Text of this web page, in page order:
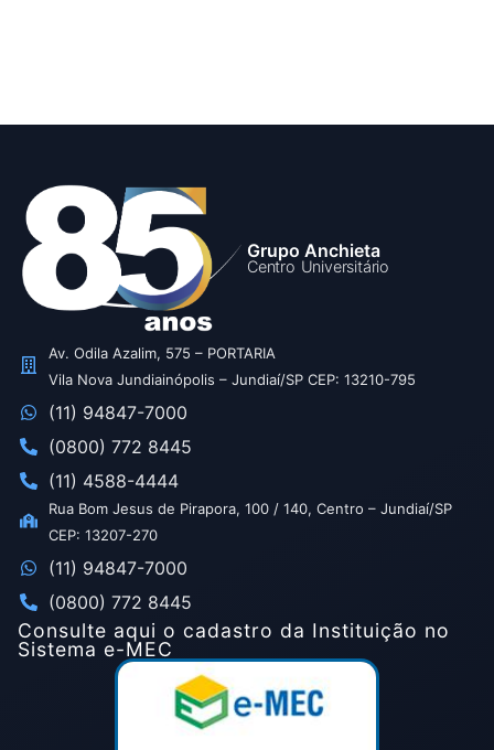
Grupo Anchieta
Centro Universitário
Av. Odila Azalim, 575 – PORTARIA
Vila Nova Jundiainópolis – Jundiaí/SP CEP: 13210-795
(11) 94847-7000
(0800) 772 8445
(11) 4588-4444
Rua Bom Jesus de Pirapora, 100 / 140, Centro – Jundiaí/SP
CEP: 13207-270
(11) 94847-7000
(0800) 772 8445
Consulte aqui o cadastro da Instituição no
Sistema e-MEC